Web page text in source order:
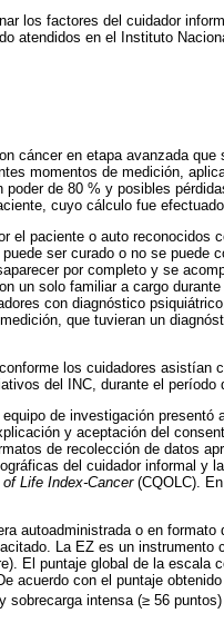
los factores del cuidador
atendidos en el Instituto
cáncer en etapa avanzada que
momentos de medición,
de 80 % y posibles
cuyo cálculo fue
el paciente o auto reconocidos
ser curado o no se puede
por completo y se
un solo familiar a cargo
con diagnóstico
que tuvieran un
los cuidadores asistían
del INC, durante el período
de investigación presentó
y aceptación del
de recolección de datos
del cuidador informal y
Life Index-Cancer(CQOLC). En
autoadministrada o en
La EZ es un instrumento
El puntaje global de la escala
acuerdo con el puntaje
sobrecarga intensa (≥ 56